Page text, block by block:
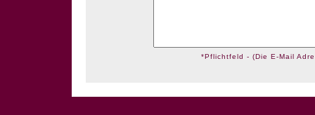
*Pflichtfeld - (Die E-Mail